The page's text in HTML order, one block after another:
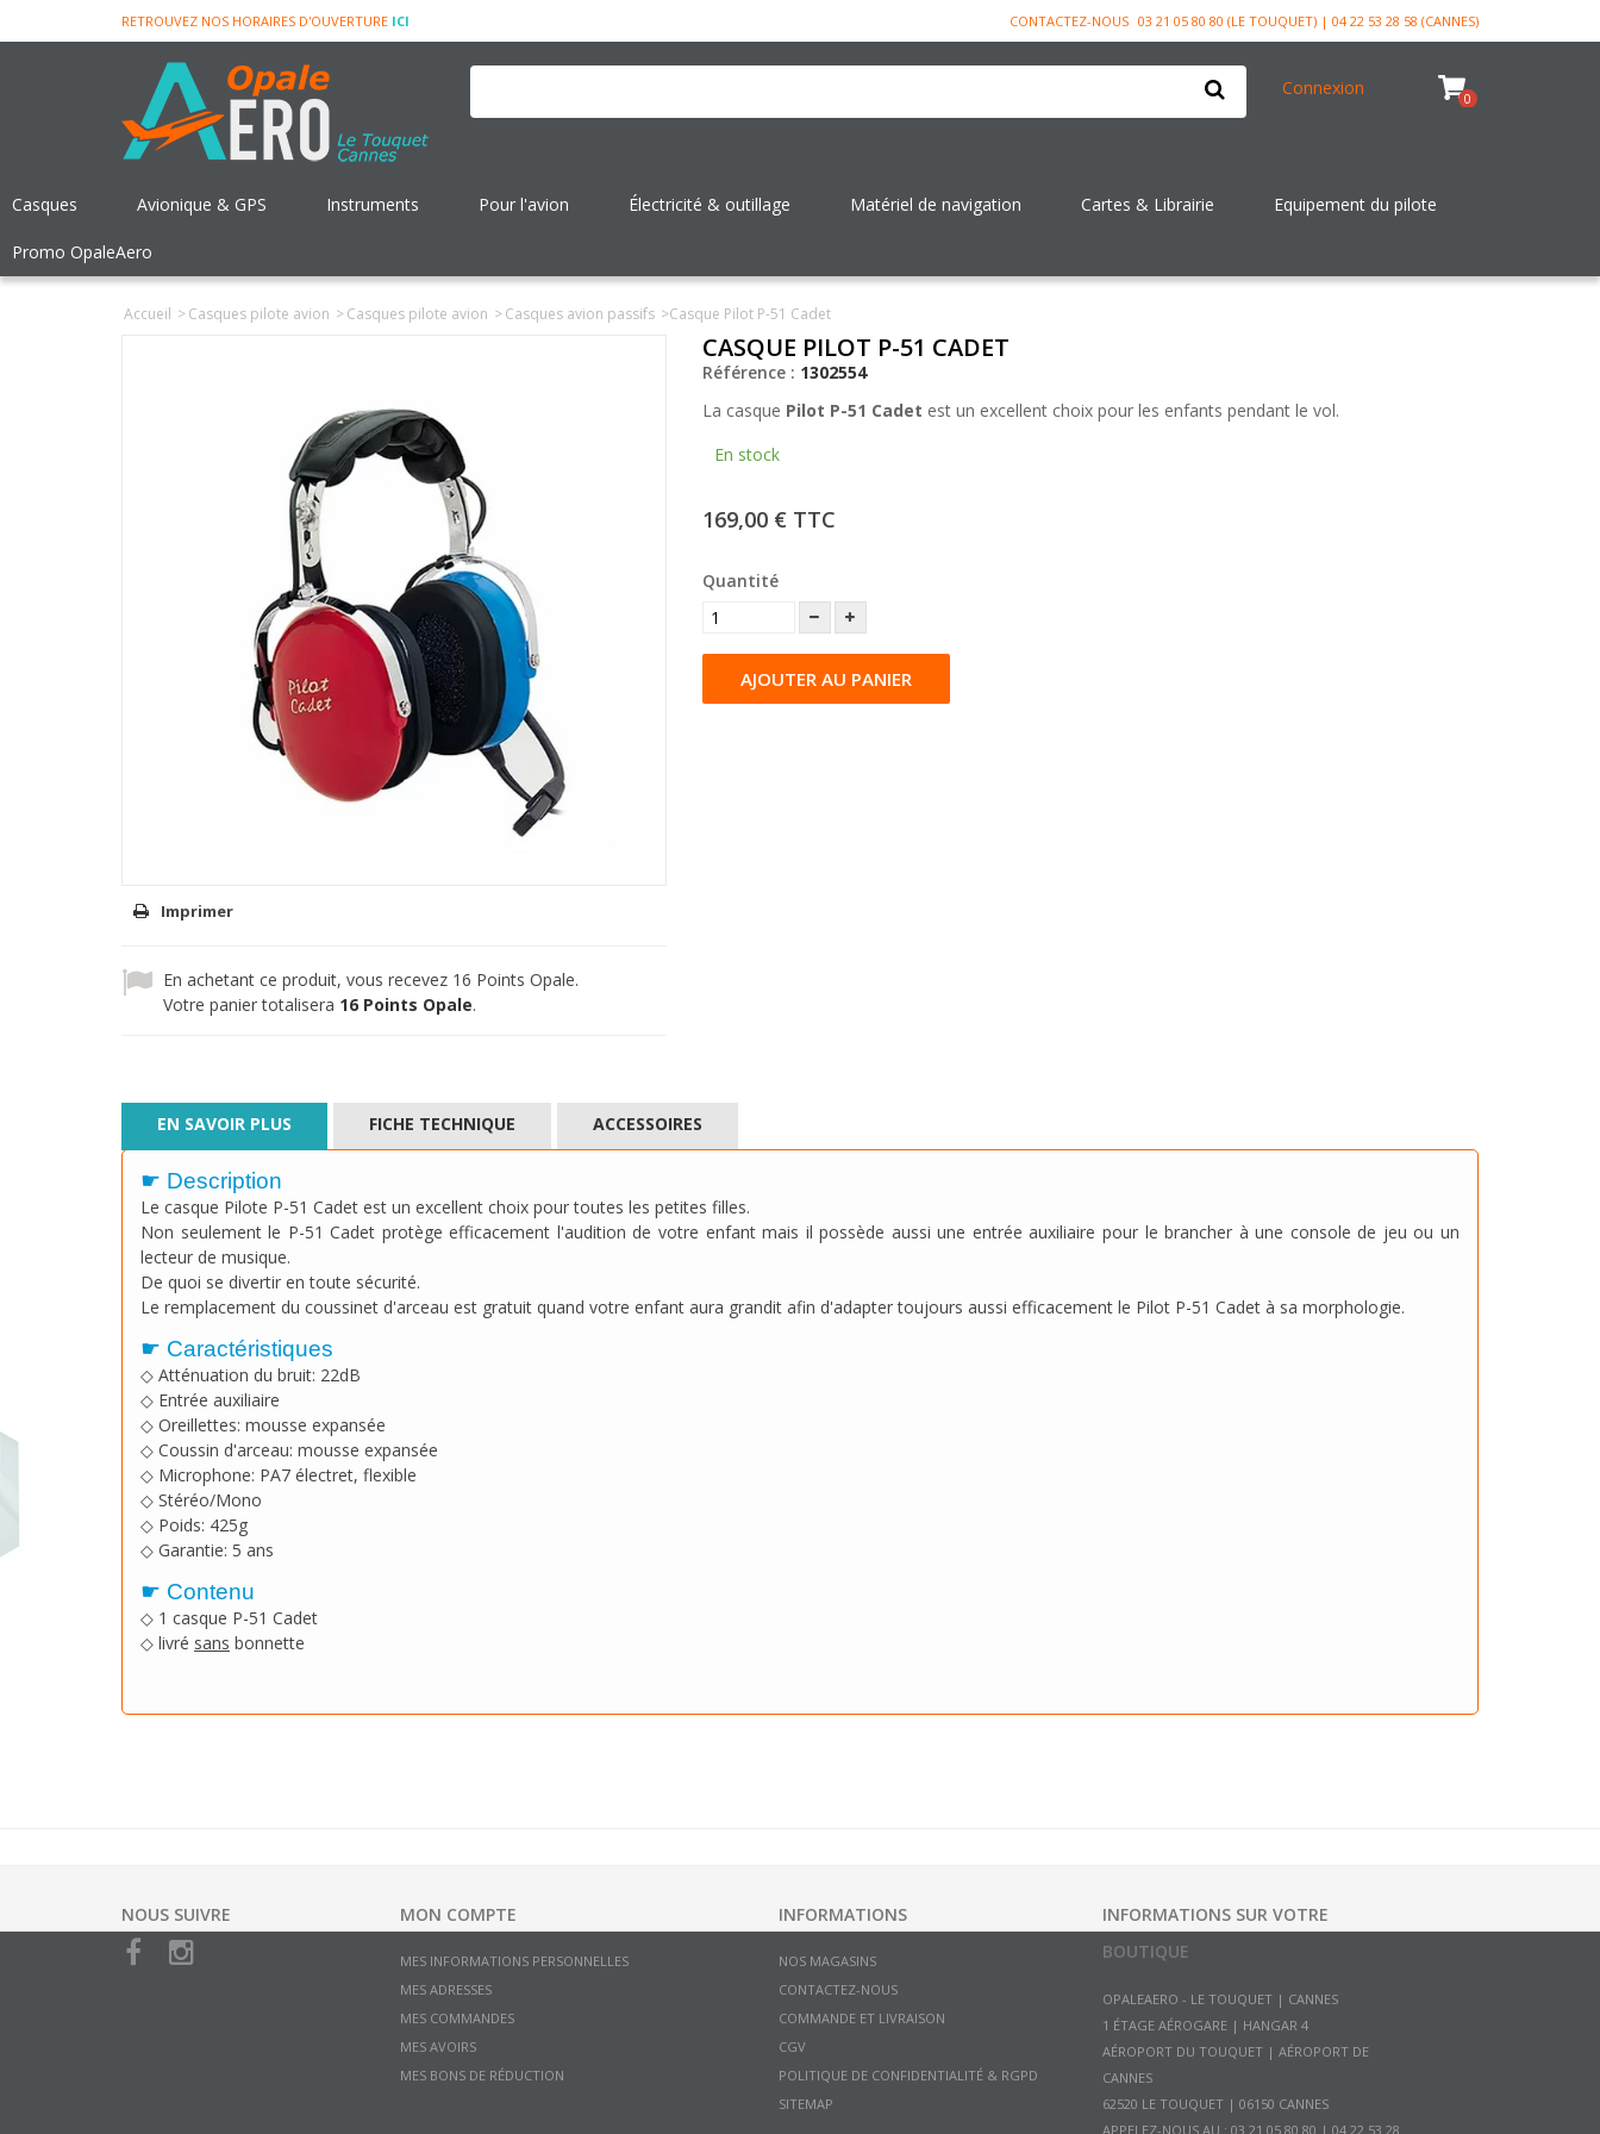
CONTACTEZ-NOUS 03 21 05 80 80 (LE TOUQUET) | 04 22 53 28 58 (CANNES)
RETROUVEZ NOS HORAIRES D'OUVERTURE ICI
Connexion 0
Casques Avionique & GPS Instruments Pour l'avion Électricité & outillage Matériel de navigation Cartes & Librairie Equipement du pilote
Promo OpaleAero
Accueil >Casques pilote avion >Casques pilote avion >Casques avion passifs >Casque Pilot P-51 Cadet
Imprimer
En achetant ce produit, vous recevez 16 Points Opale.
Votre panier totalisera 16 Points Opale.
CASQUE PILOT P-51 CADET
Référence : 1302554
La casque Pilot P-51 Cadet est un excellent choix pour les enfants pendant le vol.
En stock
169,00 € TTC
Quantité
AJOUTER AU PANIER
EN SAVOIR PLUS FICHE TECHNIQUE ACCESSOIRES
☛ Description
Le casque Pilote P-51 Cadet est un excellent choix pour toutes les petites filles.
Non seulement le P-51 Cadet protège efficacement l'audition de votre enfant mais il possède aussi une entrée auxiliaire pour le brancher à une console de jeu ou un
lecteur de musique.
De quoi se divertir en toute sécurité.
Le remplacement du coussinet d'arceau est gratuit quand votre enfant aura grandit afin d'adapter toujours aussi efficacement le Pilot P-51 Cadet à sa morphologie.
☛ Caractéristiques
◇ Atténuation du bruit: 22dB
◇ Entrée auxiliaire
◇ Oreillettes: mousse expansée
◇ Coussin d'arceau: mousse expansée
◇ Microphone: PA7 électret, flexible
◇ Stéréo/Mono
◇ Poids: 425g
◇ Garantie: 5 ans
☛ Contenu
◇ 1 casque P-51 Cadet
◇ livré sans bonnette
NOUS SUIVRE MON COMPTE
MES INFORMATIONS PERSONNELLES
MES ADRESSES
MES COMMANDES
MES AVOIRS
MES BONS DE RÉDUCTION
INFORMATIONS
NOS MAGASINS
CONTACTEZ-NOUS
COMMANDE ET LIVRAISON
CGV
POLITIQUE DE CONFIDENTIALITÉ & RGPD
SITEMAP
INFORMATIONS SUR VOTRE
BOUTIQUE
OPALEAERO - LE TOUQUET | CANNES
1 ÉTAGE AÉROGARE | HANGAR 4
AÉROPORT DU TOUQUET | AÉROPORT DE
CANNES
APPELEZ-NOUS AU : 03 21 05 80 80 | 04 22 53 28